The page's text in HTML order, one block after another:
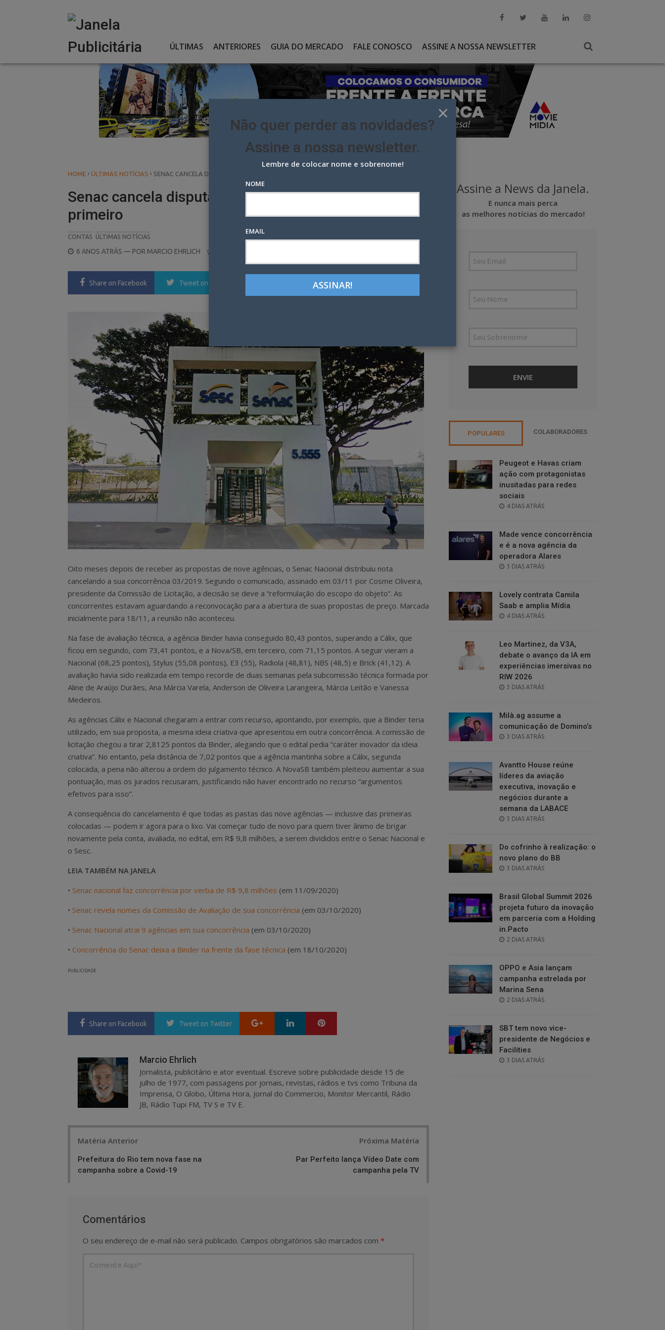
ÚLTIMAS ANTERIORES GUIA DO MERCADO FALE CONOSCO ASSINE A NOSSA NEWSLETTER
HOME › ÚLTIMAS NOTÍCIAS › SENAC CANCELA DISPUTA DEPOIS DE PONTUAR A BINDER EM PRIMEIRO
Senac cancela disputa depois de pontuar a Binder em
primeiro
CONTAS ÚLTIMAS NOTÍCIAS
POSTED
6 ANOS ATRÁS — POR MARCIO EHRLICH
Share on Facebook Tweet on Twitter LinkedIn Pinterest
Oito meses depois de receber as propostas de nove agências, o Senac Nacional distribuiu nota
cancelando a sua concorrência 03/2019. Segundo o comunicado, assinado em 03/11 por Cosme Oliveira,
presidente da Comissão de Licitação, a decisão se deve a “reformulação do escopo do objeto”. As
concorrentes estavam aguardando a reconvocação para a abertura de suas propostas de preço. Marcada
inicialmente para 18/11, a reunião não aconteceu.
Na fase de avaliação técnica, a agência Binder havia conseguido 80,43 pontos, superando a Cálix, que
ficou em segundo, com 73,41 pontos, e a Nova/SB, em terceiro, com 71,15 pontos. A seguir vieram a
Nacional (68,25 pontos), Stylus (55,08 pontos), E3 (55), Radiola (48,81), NBS (48,5) e Brick (41,12). A
avaliação havia sido realizada em tempo recorde de duas semanas pela subcomissão técnica formada por
Aline de Araújo Durães, Ana Márcia Varela, Anderson de Oliveira Larangeira, Márcia Leitão e Vanessa
Medeiros.
As agências Cálix e Nacional chegaram a entrar com recurso, apontando, por exemplo, que a Binder teria
utilizado, em sua proposta, a mesma ideia criativa que apresentou em outra concorrência. A comissão de
licitação chegou a tirar 2,8125 pontos da Binder, alegando que o edital pedia “caráter inovador da ideia
criativa”. No entanto, pela distância de 7,02 pontos que a agência mantinha sobre a Cálix, segunda
colocada, a pena não alterou a ordem do julgamento técnico. A NovaSB também pleiteou aumentar a sua
pontuação, mas os jurados recusaram, justificando não haver encontrado no recurso “argumentos
efetivos para isso”.
A consequência do cancelamento é que todas as pastas das nove agências — inclusive das primeiras
colocadas — podem ir agora para o lixo. Vai começar tudo de novo para quem tiver ânimo de brigar
novamente pela conta, avaliada, no edital, em R$ 9,8 milhões, a serem divididos entre o Senac Nacional e
o Sesc.
LEIA TAMBÉM NA JANELA
• Senac nacional faz concorrência por verba de R$ 9,8 milhões (em 11/09/2020)
• Senac revela nomes da Comissão de Avaliação de sua concorrência (em 03/10/2020)
• Senac Nacional atrai 9 agências em sua concorrência (em 03/10/2020)
• Concorrência do Senac deixa a Binder na frente da fase técnica (em 18/10/2020)
PUBLICIDADE
Share on Facebook Tweet on Twitter Google+ LinkedIn
Marcio Ehrlich
Jornalista, publicitário e ator eventual. Escreve sobre publicidade desde 15 de
julho de 1977, com passagens por jornais, revistas, rádios e tvs como Tribuna da
Imprensa, O Globo, Última Hora, Jornal do Commercio, Monitor Mercantil, Rádio
JB, Rádio Tupi FM, TV S e TV E.
Matéria Anterior
Prefeitura do Rio tem nova fase na
campanha sobre a Covid-19
Próxima Matéria
Par Perfeito lança Vídeo Date com
campanha pela TV
Comentários
O seu endereço de e-mail não será publicado. Campos obrigatórios são marcados com *
Assine a News da Janela.
E nunca mais perca
as melhores notícias do mercado!
POPULARES COLABORADORES
Peugeot e Havas criam
ação com protagonistas
inusitadas para redes
sociais
POSTED
4 DIAS ATRÁS
Made vence concorrência
e é a nova agência da
operadora Alares
POSTED
3 DIAS ATRÁS
Lovely contrata Camila
Saab e amplia Mídia
POSTED
4 DIAS ATRÁS
Leo Martinez, da V3A,
debate o avanço da IA em
experiências imersivas no
RIW 2026
POSTED
3 DIAS ATRÁS
Milà.ag assume a
comunicação de Domino’s
POSTED
3 DIAS ATRÁS
Avantto House reúne
líderes da aviação
executiva, inovação e
negócios durante a
semana da LABACE
POSTED
3 DIAS ATRÁS
Do cofrinho à realização: o
novo plano do BB
POSTED
3 DIAS ATRÁS
Brasil Global Summit 2026
projeta futuro da inovação
em parceria com a Holding
in.Pacto
POSTED
2 DIAS ATRÁS
OPPO e Asia lançam
campanha estrelada por
Marina Sena
POSTED
2 DIAS ATRÁS
SBT tem novo vice-
presidente de Negócios e
Facilities
POSTED
3 DIAS ATRÁS
×
Não quer perder as novidades?
Assine a nossa newsletter.
Lembre de colocar nome e sobrenome!
NOME
EMAIL